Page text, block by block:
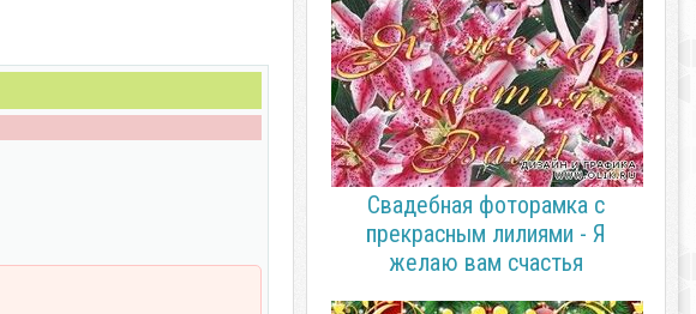
Cвадебная фоторамка с
прекрасным лилиями - Я
желаю вам счастья